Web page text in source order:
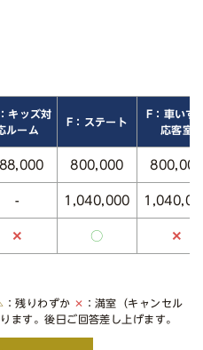
キッズ対
ルーム
F：ステート
F：車いす
応客室
800,000 800,000
- 1,040,000
✕ ○ ✕
：残りわずか ✕ ：満室（キャンセル
ります。後日ご回答差し上げます。